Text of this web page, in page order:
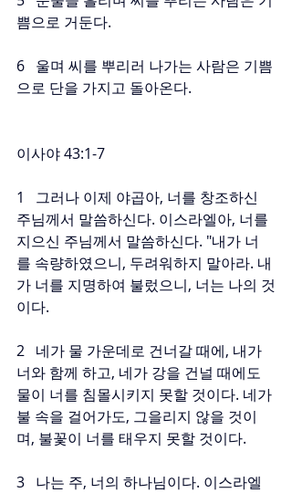
쁨으로 거둔다.
6   울며 씨를 뿌리러 나가는 사람은 기쁨
으로 단을 가지고 돌아온다.
이사야 43:1-7
1   그러나 이제 야곱아, 너를 창조하신
주님께서 말씀하신다. 이스라엘아, 너를
지으신 주님께서 말씀하신다. "내가 너
를 속량하였으니, 두려워하지 말아라. 내
가 너를 지명하여 불렀으니, 너는 나의 것
이다.
2   네가 물 가운데로 건너갈 때에, 내가
너와 함께 하고, 네가 강을 건널 때에도
물이 너를 침몰시키지 못할 것이다. 네가
불 속을 걸어가도, 그을리지 않을 것이
며, 불꽃이 너를 태우지 못할 것이다.
3   나는 주, 너의 하나님이다. 이스라엘